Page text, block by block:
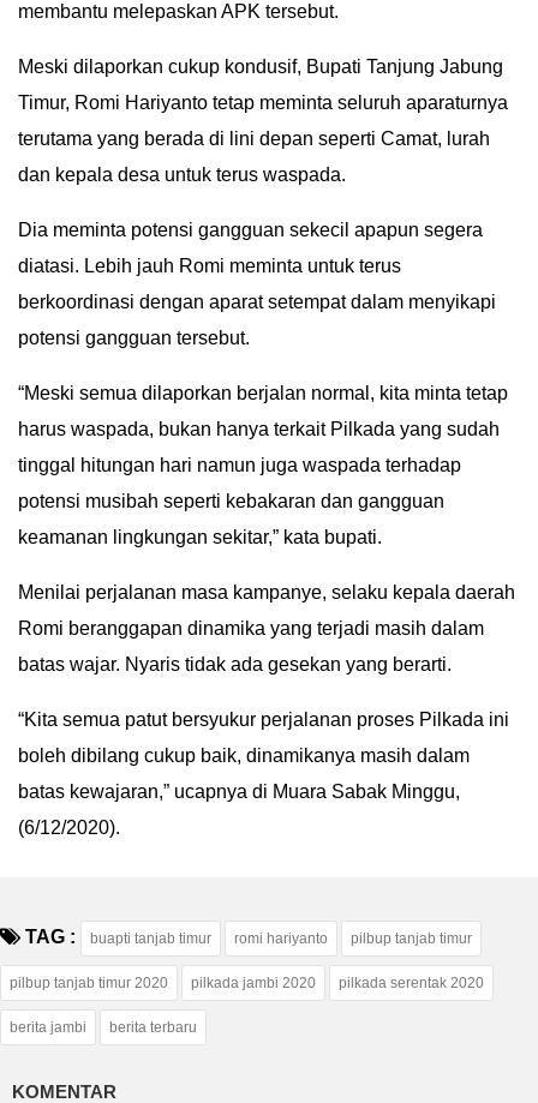
ADVERTORIAL
INDEKS
BERITA
membantu melepaskan APK tersebut.
Meski dilaporkan cukup kondusif, Bupati Tanjung Jabung
Timur, Romi Hariyanto tetap meminta seluruh aparaturnya
terutama yang berada di lini depan seperti Camat, lurah
dan kepala desa untuk terus waspada.
Dia meminta potensi gangguan sekecil apapun segera
diatasi. Lebih jauh Romi meminta untuk terus
berkoordinasi dengan aparat setempat dalam menyikapi
potensi gangguan tersebut.
“Meski semua dilaporkan berjalan normal, kita minta tetap
harus waspada, bukan hanya terkait Pilkada yang sudah
tinggal hitungan hari namun juga waspada terhadap
potensi musibah seperti kebakaran dan gangguan
keamanan lingkungan sekitar,” kata bupati.
Menilai perjalanan masa kampanye, selaku kepala daerah
Romi beranggapan dinamika yang terjadi masih dalam
batas wajar. Nyaris tidak ada gesekan yang berarti.
“Kita semua patut bersyukur perjalanan proses Pilkada ini
boleh dibilang cukup baik, dinamikanya masih dalam
batas kewajaran,” ucapnya di Muara Sabak Minggu,
(6/12/2020).
TAG : buapti tanjab timur romi hariyanto pilbup tanjab timur
pilbup tanjab timur 2020 pilkada jambi 2020 pilkada serentak 2020
berita jambi berita terbaru
KOMENTAR